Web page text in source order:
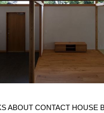
ABOUT CONTACT HOUSE